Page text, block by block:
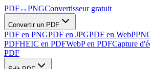
PDF↔PNGConvertisseur gratuit
Convertir un PDF
PDF en PNGPDF en JPGPDF en WebP
PDFHEIC en PDFWebP en PDFCapture
PDF